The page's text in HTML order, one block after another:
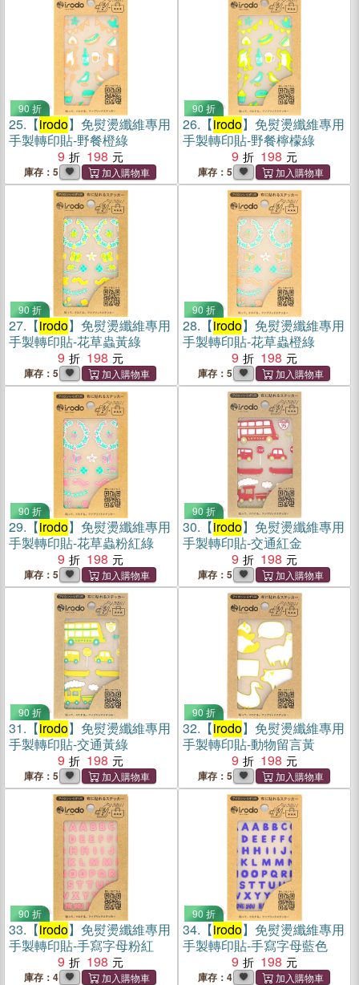
90 折
25. 【irodo】免熨燙纖維專用
手製轉印貼-野餐橙綠
9
198
庫存：5
90 折
26. 【irodo】免熨燙纖維專用
手製轉印貼-野餐檸檬綠
9
198
庫存：5
90 折
27. 【irodo】免熨燙纖維專用
手製轉印貼-花草蟲黃綠
9
198
庫存：5
90 折
28. 【irodo】免熨燙纖維專用
手製轉印貼-花草蟲橙綠
9
198
庫存：5
90 折
29. 【irodo】免熨燙纖維專用
手製轉印貼-花草蟲粉紅綠
9
198
庫存：5
90 折
30. 【irodo】免熨燙纖維專用
手製轉印貼-交通紅金
9
198
庫存：5
90 折
31. 【irodo】免熨燙纖維專用
手製轉印貼-交通黃綠
9
198
庫存：5
90 折
32. 【irodo】免熨燙纖維專用
手製轉印貼-動物留言黃
9
198
庫存：5
90 折
33. 【irodo】免熨燙纖維專用
手製轉印貼-手寫字母粉紅
9
198
庫存：4
90 折
34. 【irodo】免熨燙纖維專用
手製轉印貼-手寫字母藍色
9
198
庫存：4